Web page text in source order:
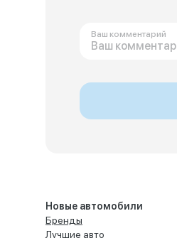
Ваш комментарий
Новые автомобили
Бренды
Лучшие авто